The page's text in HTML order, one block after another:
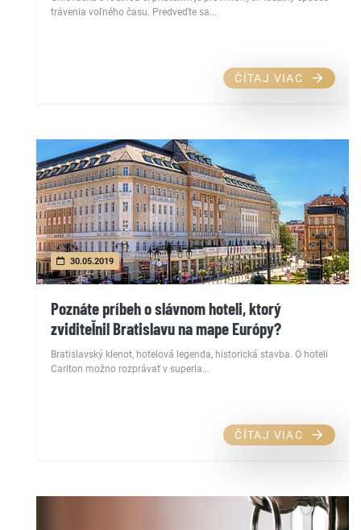
trávenia voľného času. Predveďte sa...
ČÍTAJ VIAC
30.05.2019
Poznáte príbeh o slávnom hoteli, ktorý
zviditeľnil Bratislavu na mape Európy?
Bratislavský klenot, hotelová legenda, historická stavba. O hoteli
Carlton možno rozprávať v superla...
ČÍTAJ VIAC